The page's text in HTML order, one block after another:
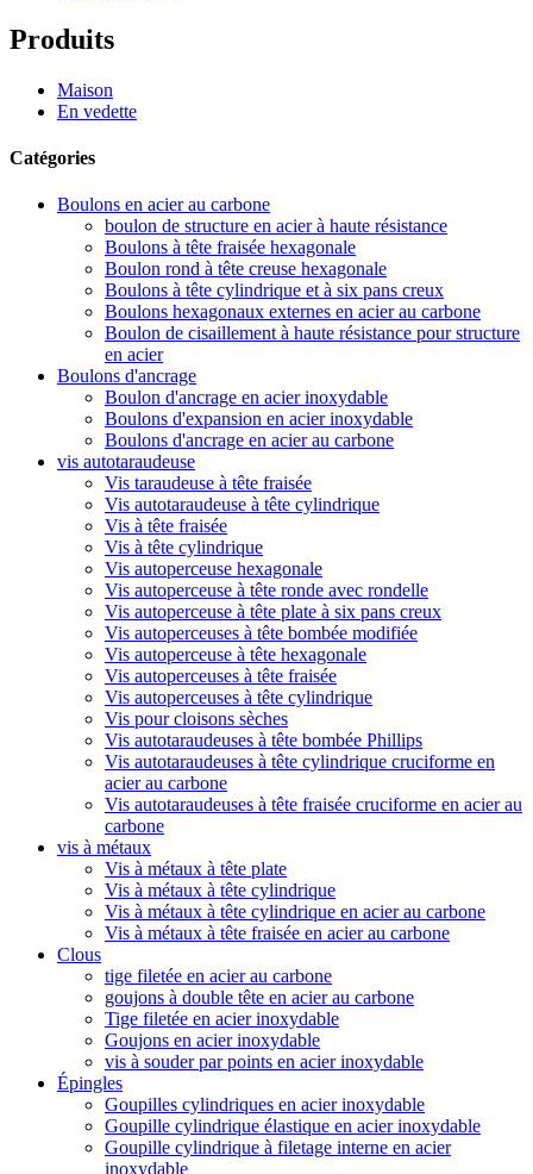
Produits
Maison
En vedette
Catégories
Boulons en acier au carbone
boulon de structure en acier à haute résistance
Boulons à tête fraisée hexagonale
Boulon rond à tête creuse hexagonale
Boulons à tête cylindrique et à six pans creux
Boulons hexagonaux externes en acier au carbone
Boulon de cisaillement à haute résistance pour structure
en acier
Boulons d'ancrage
Boulon d'ancrage en acier inoxydable
Boulons d'expansion en acier inoxydable
Boulons d'ancrage en acier au carbone
vis autotaraudeuse
Vis taraudeuse à tête fraisée
Vis autotaraudeuse à tête cylindrique
Vis à tête fraisée
Vis à tête cylindrique
Vis autoperceuse hexagonale
Vis autoperceuse à tête ronde avec rondelle
Vis autoperceuse à tête plate à six pans creux
Vis autoperceuses à tête bombée modifiée
Vis autoperceuse à tête hexagonale
Vis autoperceuses à tête fraisée
Vis autoperceuses à tête cylindrique
Vis pour cloisons sèches
Vis autotaraudeuses à tête bombée Phillips
Vis autotaraudeuses à tête cylindrique cruciforme en
acier au carbone
Vis autotaraudeuses à tête fraisée cruciforme en acier au
carbone
vis à métaux
Vis à métaux à tête plate
Vis à métaux à tête cylindrique
Vis à métaux à tête cylindrique en acier au carbone
Vis à métaux à tête fraisée en acier au carbone
Clous
tige filetée en acier au carbone
goujons à double tête en acier au carbone
Tige filetée en acier inoxydable
Goujons en acier inoxydable
vis à souder par points en acier inoxydable
Épingles
Goupilles cylindriques en acier inoxydable
Goupille cylindrique élastique en acier inoxydable
Goupille cylindrique à filetage interne en acier
inoxydable